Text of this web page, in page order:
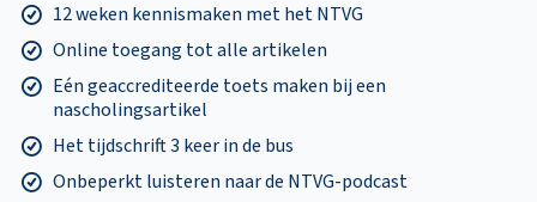
12 weken kennismaken met het NTVG
Online toegang tot alle artikelen
Eén geaccrediteerde toets maken bij een
nascholingsartikel
Het tijdschrift 3 keer in de bus
Onbeperkt luisteren naar de NTVG-podcast